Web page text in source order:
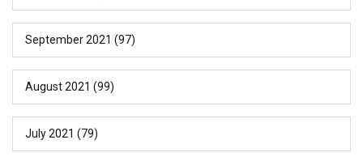
September 2021 (97)
August 2021 (99)
July 2021 (79)